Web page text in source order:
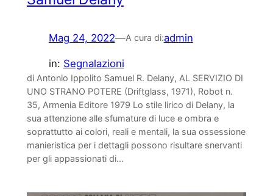
Mag 24, 2022—A cura di:admin
in: Segnalazioni
di Antonio Ippolito Samuel R. Delany, AL SERVIZIO DI
UNO STRANO POTERE (Driftglass, 1971), Robot n.
35, Armenia Editore 1979 Lo stile lirico di Delany, la
sua attenzione alle sfumature di luce e ombra e
soprattutto ai colori, reali e mentali, la sua ossessione
manieristica per i dettagli possono risultare snervanti
per gli appassionati di…